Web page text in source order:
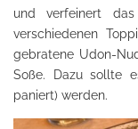
und verfeinert
verschiedenen
gebratene Udon-
Soße. Dazu sollte
paniert) werden.